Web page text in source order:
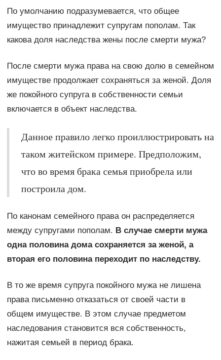
По умолчанию подразумевается, что общее
имущество принадлежит супругам пополам. Так
какова доля наследства жены после смерти мужа?
После смерти мужа права на свою долю в семейном
имуществе продолжает сохраняться за женой. Доля
же покойного супруга в собственности семьи
включается в объект наследства.
Данное правило легко проиллюстрировать на
таком житейском примере. Предположим,
что во время брака семья приобрела или
построила дом.
По канонам семейного права он распределяется
между супругами пополам. В случае смерти мужа
одна половина дома сохраняется за женой, а
вторая его половина переходит по наследству.
В то же время супруга покойного мужа не лишена
права письменно отказаться от своей части в
общем имуществе. В этом случае предметом
наследования становится вся собственность,
нажитая семьей в период брака.